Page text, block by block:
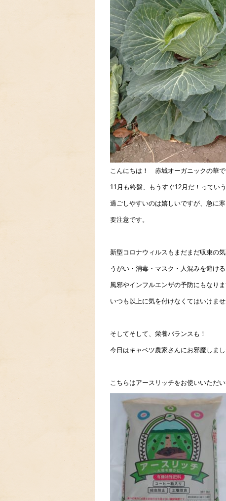
こんにちは！ 赤城オーガニックの華で
11月も終盤、もうすぐ12月だ！ってい
過ごしやすいのは嬉しいですが、急に
要注意です。
新型コロナウィルスもまだまだ収束の気
うがい・消毒・マスク・人混みを避け
風邪やインフルエンザの予防にもなりま
いつも以上に気を付けなくてはいけませ
そしてそして、栄養バランスも！
今日はキャベツ農家さんにお邪魔しまし
こちらはアースリッチをお使いいただい